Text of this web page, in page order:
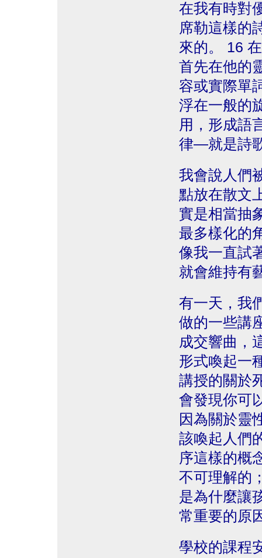
在我有時對
席勒這樣的
來的。 16
首先在他的
容或實際單
浮在一般的
用，形成語
律—就是詩
我會說人們
點放在散文
實是相當抽
最多樣化的
像我一直試
就會維持有
有一天，我
做的一些講
成交響曲，
形式喚起一
講授的關於
會發現你可
因為關於靈
該喚起人們
序這樣的概
不可理解的
是為什麼讓
常重要的原
學校的課程